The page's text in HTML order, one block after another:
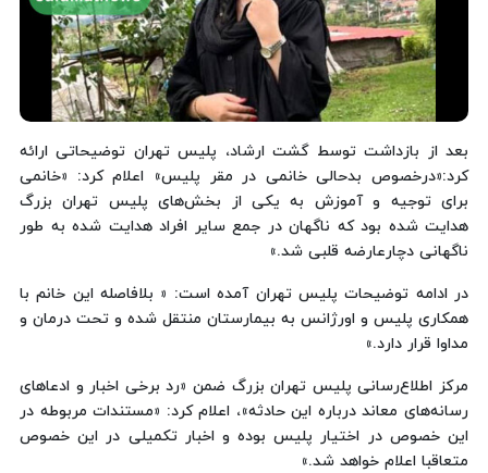
بعد از بازداشت توسط گشت ارشاد، پلیس تهران توضیحاتی ارائه
کرد:«درخصوص بدحالی خانمی در مقر پلیس» اعلام کرد: «خانمی
برای توجیه و آموزش به یکی از بخش‌های پلیس تهران بزرگ
هدایت شده بود که ناگهان در جمع سایر افراد هدایت شده به طور
ناگهانی دچارعارضه قلبی شد.»
در ادامه توضیحات پلیس تهران آمده است:‌ « بلافاصله این خانم با
همکاری پلیس و اورژانس به بیمارستان منتقل شده و تحت درمان و
مداوا قرار دارد.»
مرکز اطلاع‌رسانی پلیس تهران بزرگ ضمن «رد برخی اخبار و ادعاهای
رسانه‌های معاند درباره این حادثه»، اعلام کرد: «مستندات مربوطه در
این خصوص در اختیار پلیس بوده و اخبار تکمیلی در این خصوص
متعاقبا اعلام خواهد شد.»